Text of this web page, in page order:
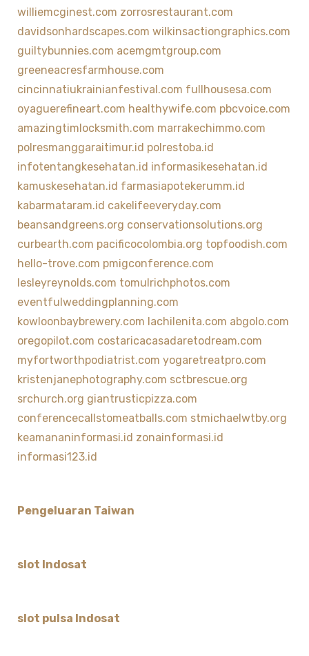
williemcginest.com zorrosrestaurant.com
davidsonhardscapes.com wilkinsactiongraphics.com
guiltybunnies.com acemgmtgroup.com
greeneacresfarmhouse.com
cincinnatiukrainianfestival.com fullhousesa.com
oyaguerefineart.com healthywife.com pbcvoice.com
amazingtimlocksmith.com marrakechimmo.com
polresmanggaraitimur.id polrestoba.id
infotentangkesehatan.id informasikesehatan.id
kamuskesehatan.id farmasiapotekerumm.id
kabarmataram.id cakelifeeveryday.com
beansandgreens.org conservationsolutions.org
curbearth.com pacificocolombia.org topfoodish.com
hello-trove.com pmigconference.com
lesleyreynolds.com tomulrichphotos.com
eventfulweddingplanning.com
kowloonbaybrewery.com lachilenita.com abgolo.com
oregopilot.com costaricacasadaretodream.com
myfortworthpodiatrist.com yogaretreatpro.com
kristenjanephotography.com sctbrescue.org
srchurch.org giantrusticpizza.com
conferencecallstomeatballs.com stmichaelwtby.org
keamananinformasi.id zonainformasi.id
informasi123.id
Pengeluaran Taiwan
slot Indosat
slot pulsa Indosat